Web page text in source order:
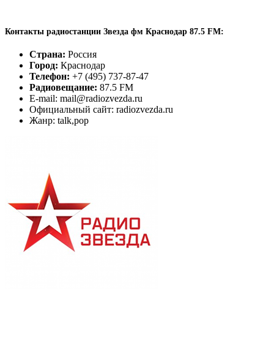
Контакты радиостанции Звезда фм Краснодар 87.5 FM:
Страна: Россия
Город: Краснодар
Телефон: +7 (495) 737-87-47
Радиовещание: 87.5 FM
E-mail: mail@radiozvezda.ru
Официальный сайт: radiozvezda.ru
Жанр: talk,pop